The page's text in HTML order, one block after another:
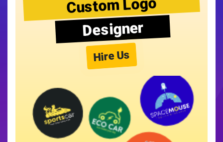
Custom Logo
Designer
Hire Us